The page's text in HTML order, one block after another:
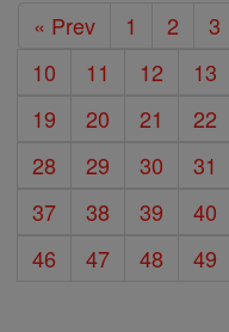
« Prev 1 2 3
10
11 12 13
19
20 21 22
28
29 30 31
37
38 39 40
46
47 48 49